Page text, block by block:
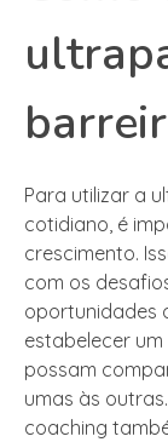
Para utilizar a
cotidiano, é
crescimento.
com os
oportunidades
estabelecer
possam
umas às
coaching